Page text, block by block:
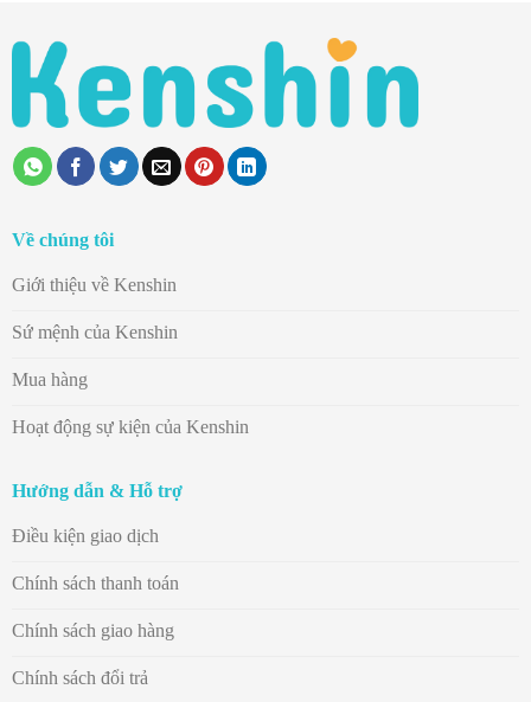
Về chúng tôi
Giới thiệu về Kenshin
Sứ mệnh của Kenshin
Mua hàng
Hoạt động sự kiện của Kenshin
Hướng dẫn & Hỗ trợ
Điều kiện giao dịch
Chính sách thanh toán
Chính sách giao hàng
Chính sách đổi trả